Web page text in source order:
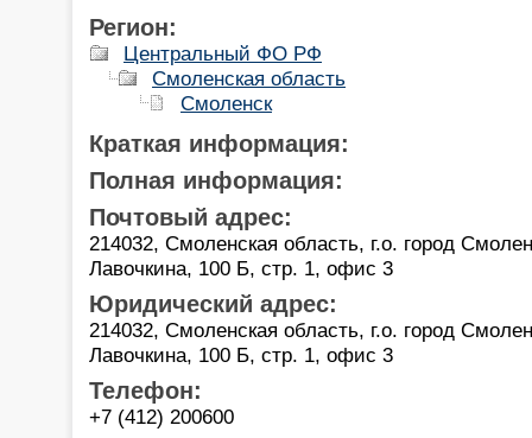
Регион:
Центральный ФО РФ
Смоленская область
Смоленск
Краткая информация:
Полная информация:
Почтовый адрес:
214032, Смоленская область, г.о. город
Лавочкина, 100 Б, стр. 1, офис 3
Юридический адрес:
214032, Смоленская область, г.о. город
Лавочкина, 100 Б, стр. 1, офис 3
Телефон:
+7 (412) 200600